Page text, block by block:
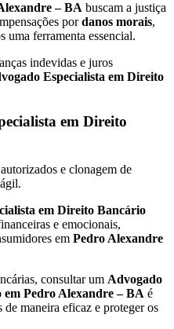
– BA buscam a justiça
pordanos morais,
uma ferramenta essencial.
indevidas e juros
Especialista em Direito
em Direito
e clonagem de
em Direito Bancário
e emocionais,
em Pedro Alexandre
consultar um Advogado
Pedro Alexandre – BA é
maneira eficaz e proteger os